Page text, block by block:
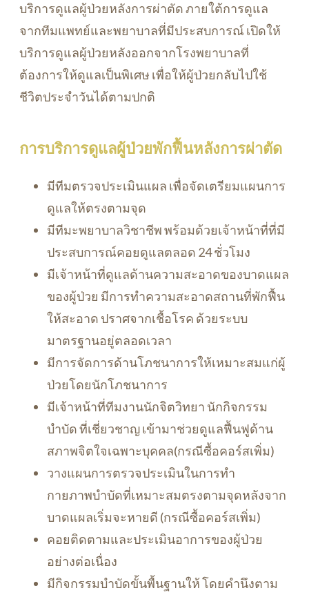
บริการดูแลผู้ป่วยหลังการผ่าตัด ภายใต้การดูแล
จากทีมแพทย์และพยาบาลที่มีประสบการณ์ เปิดให้
บริการดูแลผู้ป่วยหลังออกจากโรงพยาบาลที่
ต้องการให้ดูแลเป็นพิเศษ เพื่อให้ผู้ป่วยกลับไปใช้
ชีวิตประจำวันได้ตามปกติ
การบริการดูแลผู้ป่วยพักฟื้นหลังการผ่าตัด
มีทีมตรวจประเมินแผล เพื่อจัดเตรียมแผนการ
ดูแลให้ตรงตามจุด
มีทีมะพยาบาลวิชาชีพ พร้อมด้วยเจ้าหน้าที่ที่มี
ประสบการณ์คอยดูแลตลอด 24 ชั่วโมง
มีเจ้าหน้าที่ดูแลด้านความสะอาดของบาดแผล
ของผู้ป่วย มีการทำความสะอาดสถานที่พักฟื้น
ให้สะอาด ปราศจากเชื้อโรค ด้วยระบบ
มาตรฐานอยู่ตลอดเวลา
มีการจัดการด้านโภชนาการให้เหมาะสมแก่ผู้
ป่วยโดยนักโภชนาการ
มีเจ้าหน้าที่ทีมงานนักจิตวิทยา นักกิจกรรม
บำบัด ที่เชี่ยวชาญ เข้ามาช่วยดูแลฟื้นฟูด้าน
สภาพจิตใจเฉพาะบุคคล(กรณีซื้อคอร์สเพิ่ม)
วางแผนการตรวจประเมินในการทำ
กายภาพบำบัดที่เหมาะสมตรงตามจุดหลังจาก
บาดแผลเริ่มจะหายดี (กรณีซื้อคอร์สเพิ่ม)
คอยติดตามและประเมินอาการของผู้ป่วย
อย่างต่อเนื่อง
มีกิจกรรมบำบัดขั้นพื้นฐานให้ โดยคำนึงตาม